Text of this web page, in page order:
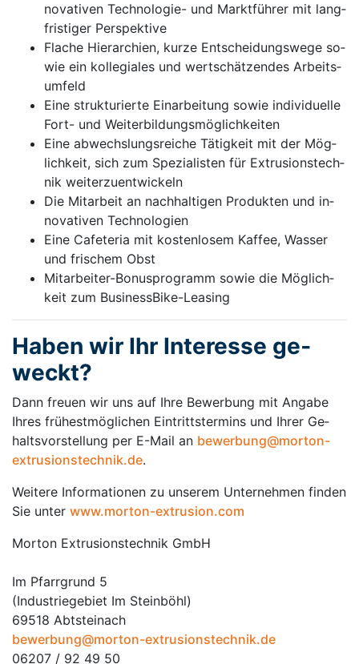
no­va­ti­ven Tech­no­lo­gie- und Markt­füh­rer mit lang­
fris­ti­ger Per­spek­ti­ve
Fla­che Hi­e­rar­chi­en, kur­ze Ent­schei­dungs­we­ge so­
wie ein kol­le­gia­les und wert­schät­zen­des Ar­beits­
um­feld
Ei­ne struk­tu­rier­te Ein­ar­bei­tung so­wie in­di­vi­du­el­le
Fort- und Wei­ter­bil­dungs­mög­lich­kei­ten
Ei­ne ab­wechs­lungs­rei­che Tä­tig­keit mit der Mög­
lich­keit, sich zum Spe­zia­lis­ten für Ex­tru­si­ons­tech­
nik wei­ter­zu­ent­wi­ckeln
Die Mit­ar­beit an nach­hal­ti­gen Pro­duk­ten und in­
no­va­ti­ven Tech­no­lo­gi­en
Ei­ne Ca­fe­te­ria mit kos­ten­lo­sem Kaf­fee, Was­ser
und fri­schem Obst
Mit­ar­bei­ter-Bo­nus­pro­gramm so­wie die Mög­lich­
keit zum Bu­si­ness­Bike-Lea­sing
Ha­ben wir Ihr In­te­res­se ge­
weckt?
Dann freu­en wir uns auf Ih­re Be­wer­bung mit An­ga­be
Ih­res frü­hest­mög­li­chen Ein­tritts­ter­mins und Ih­rer Ge­
halts­vor­stel­lung per E-Mail an bewerbung@morton-
extrusionstechnik.de.
Wei­te­re In­for­ma­ti­o­nen zu un­se­rem Un­ter­neh­men fin­den
Sie un­ter www.morton-extrusion.com
Morton Extrusionstechnik GmbH
Im Pfarrgrund 5
(Industriegebiet Im Steinböhl)
69518 Abtsteinach
bewerbung@morton-extrusionstechnik.de
06207 / 92 49 50